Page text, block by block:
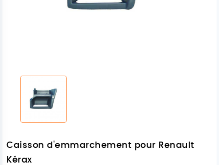
Caisson d'emmarchement pour Renault
Kérax